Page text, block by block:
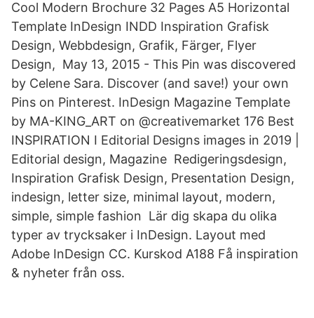
Cool Modern Brochure 32 Pages A5 Horizontal
Template InDesign INDD Inspiration Grafisk
Design, Webbdesign, Grafik, Färger, Flyer
Design, May 13, 2015 - This Pin was discovered
by Celene Sara. Discover (and save!) your own
Pins on Pinterest. InDesign Magazine Template
by MA-KING_ART on @creativemarket 176 Best
INSPIRATION I Editorial Designs images in 2019 |
Editorial design, Magazine Redigeringsdesign,
Inspiration Grafisk Design, Presentation Design,
indesign, letter size, minimal layout, modern,
simple, simple fashion Lär dig skapa du olika
typer av trycksaker i InDesign. Layout med
Adobe InDesign CC. Kurskod A188 Få inspiration
& nyheter från oss.